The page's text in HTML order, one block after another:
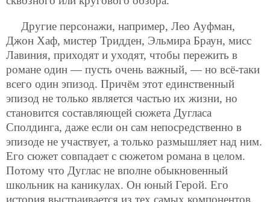
Другие персонажи, например, Лео Ауфман,
Джон Хаф, мистер Тридден, Эльмира Браун, мисс
Лавиния, приходят и уходят, чтобы пережить в
романе один — пусть очень важный, — но всё-таки
всего один эпизод. Причём этот единственный
эпизод не только является частью их жизни, но
становится составляющей сюжета Дугласа
Сполдинга, даже если он сам непосредственно в
эпизоде не участвует, а только размышляет над ним.
Его сюжет совпадает с сюжетом романа в целом.
Потому что Дуглас не вполне обыкновенный
школьник на каникулах. Он юный Герой. Его
история выстраивается из тех самых компонентов,